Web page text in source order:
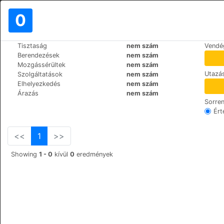
0
Tisztaság
nem szám
Berendezések
nem szám
Mozgássérültek
nem szám
Szolgáltatások
nem szám
Elhelyezkedés
nem szám
Árazás
nem szám
<< 1 >>
Showing 1 - 0 kívül 0 eredmények
Világ
Hôtel Dauphin
+33 (0)1 47 73 71 63 45, rue Jean Jaurès,